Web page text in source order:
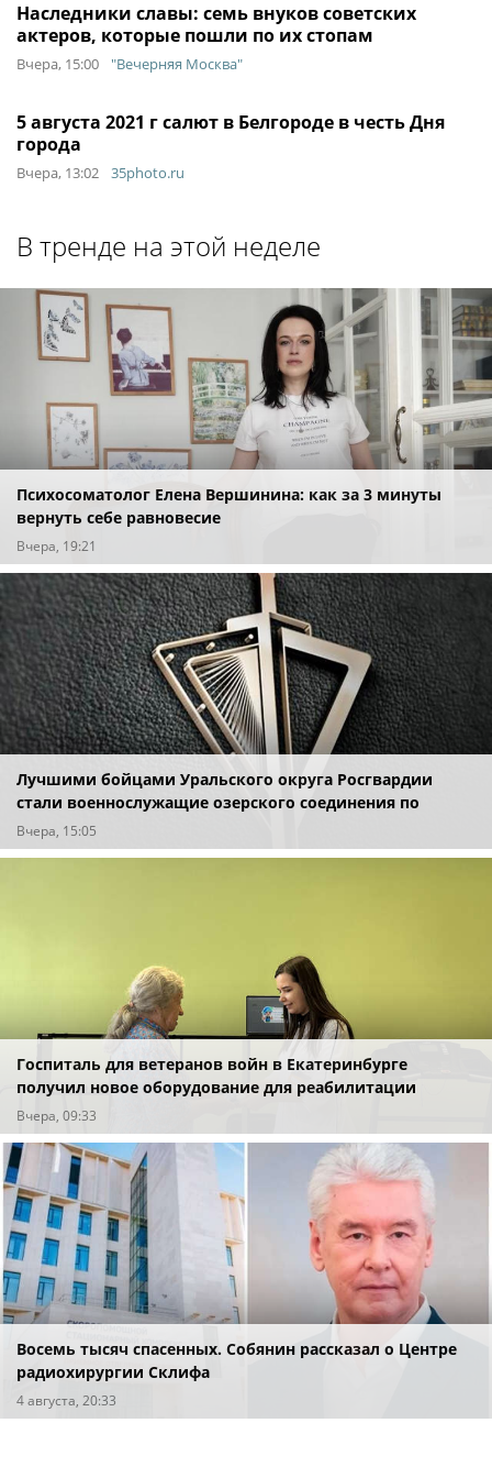
Наследники славы: семь внуков советских
актеров, которые пошли по их стопам
Вчера, 15:00 "Вечерняя Москва"
5 августа 2021 г салют в Белгороде в честь Дня
города
Вчера, 13:02 35photo.ru
В тренде на этой неделе
Психосоматолог Елена Вершинина: как за 3 минуты
вернуть себе равновесие
Вчера, 19:21
Лучшими бойцами Уральского округа Росгвардии
стали военнослужащие озерского соединения по
охране важных государственных объектов
Вчера, 15:05
Госпиталь для ветеранов войн в Екатеринбурге
получил новое оборудование для реабилитации
Вчера, 09:33
Восемь тысяч спасенных. Собянин рассказал о Центре
радиохирургии Склифа
4 августа, 20:33